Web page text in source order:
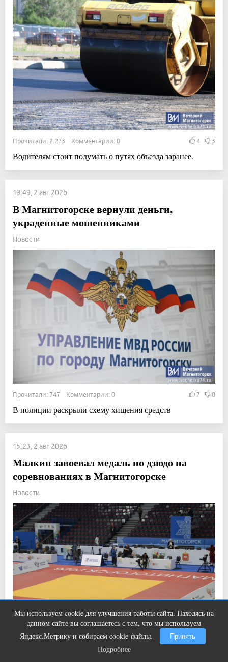
Прочитали: 2 273 Комментарии: 0 4 3
Водителям стоит подумать о путях объезда заранее.
19:49, 2 авг 2026
В Магнитогорске вернули деньги,
украденные мошенниками
Новости
Прочитали: 747 Комментарии: 0 7 0
В полиции раскрыли схему хищения средств
15:23, 2 авг 2026
Малкин завоевал медаль по дзюдо на
соревнованиях в Магнитогорске
Новости
Прочитали: 2 358 Комментарии: 0
Мы используем cookie для улучшения работы сайта. Находясь на
данном сайте вы соглашаетесь с тем, что мы используем
Яндекс.Метрику и собираем cookie-файлы.
Принять
Подробнее
Ролик из Омска: вы будете смеяться
долго
Подробнее